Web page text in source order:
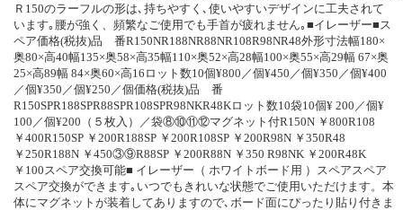
Ｒ150のラーフルの形は､持ちやすく､使いやすいデザインに工夫されて
います｡腰が強く、頻繁なご使用でも手首が疲れません｡■イレーザー■ス
ペア価格(税抜)品 番R150NR188NR88NR108R98NR48外形寸法幅180×
奥80×高40幅135×奥58×高35幅110×奥52×高28幅100×奥55×高29幅 67×奥
25×高89幅 84×奥60×高16ロット数10個¥800／個¥450／個¥350／個¥400
／個¥350／個¥250／個価格(税抜)品 番
R150SPR188SPR88SPR108SPR98NKR48Kロット数10袋10個¥ 200／個¥
100／個¥200（５枚入）／袋⑧⑩⑪⑫マグネット付R150N ￥800R108
￥400R150SP ￥200R188SP ￥200R108SP ￥200R98N ￥350R48
￥250R188N ￥450③⑨R88SP ￥200R88N ￥350 R98NK ￥200R48K
￥100スペア交換可能■ イレーザー（ ホワイトボード用 ）スペアスペア
スペア交換ができます｡いつでもきれいな状態でご使用いただけます。本
体にマグネットが装着してありますので､ボード面にぴったり貼り付きま